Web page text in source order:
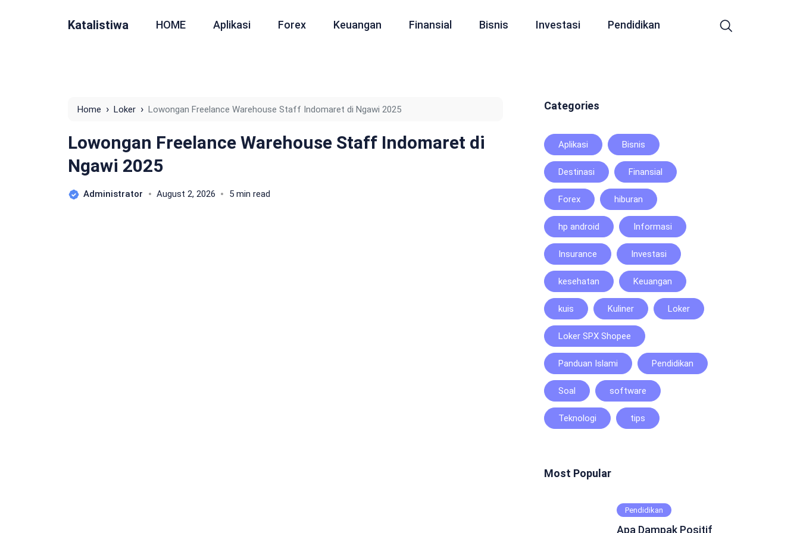
Katalistiwa HOME Aplikasi Forex Keuangan Finansial Bisnis Investasi Pendidikan
Home › Loker › Lowongan Freelance Warehouse Staff Indomaret di Ngawi 2025
Lowongan Freelance Warehouse Staff Indomaret di
Ngawi 2025
Administrator August 2, 2026 5 min read
Categories
Aplikasi Bisnis
Destinasi Finansial
Forex hiburan
hp android Informasi
Insurance Investasi
kesehatan Keuangan
kuis Kuliner Loker
Loker SPX Shopee
Panduan Islami Pendidikan
Soal software
Teknologi tips
Most Popular
Pendidikan
Apa Dampak Positif